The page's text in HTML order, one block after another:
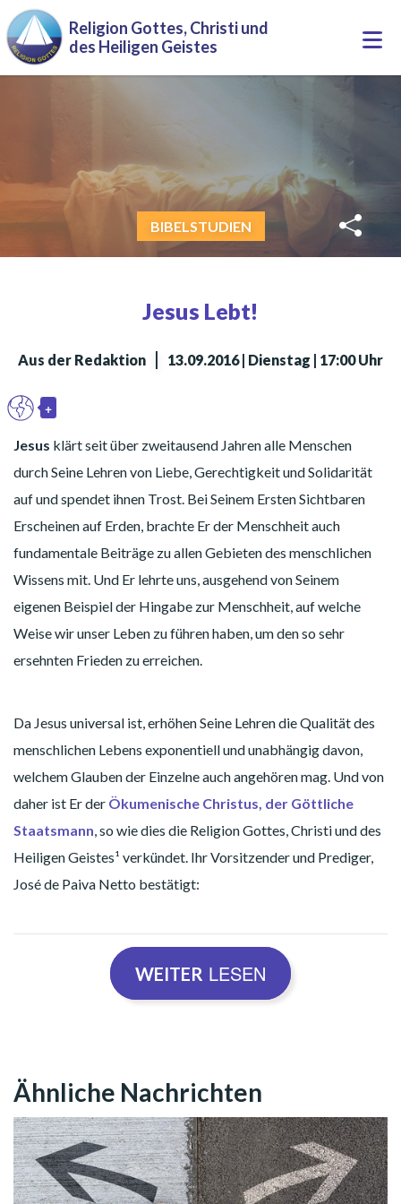
Direkt zum Inhalt
Religion Gottes, Christi und
des Heiligen Geistes
BIBELSTUDIEN
Jesus Lebt!
Aus der Redaktion | 13.09.2016 | Dienstag | 17:00 Uhr
+
Toggle Dropdown
Jesus klärt seit über zweitausend Jahren alle Menschen
durch Seine Lehren von Liebe, Gerechtigkeit und Solidarität
auf und spendet ihnen Trost. Bei Seinem Ersten Sichtbaren
Erscheinen auf Erden, brachte Er der Menschheit auch
fundamentale Beiträge zu allen Gebieten des menschlichen
Wissens mit. Und Er lehrte uns, ausgehend von Seinem
eigenen Beispiel der Hingabe zur Menschheit, auf welche
Weise wir unser Leben zu führen haben, um den so sehr
ersehnten Frieden zu erreichen.
Da Jesus universal ist, erhöhen Seine Lehren die Qualität des
menschlichen Lebens exponentiell und unabhängig davon,
welchem Glauben der Einzelne auch angehören mag. Und von
daher ist Er der Ökumenische Christus, der Göttliche
Staatsmann, so wie dies die Religion Gottes, Christi und des
Heiligen Geistes¹ verkündet. Ihr Vorsitzender und Prediger,
José de Paiva Netto bestätigt:
„Jesus stellt, vor allem, eine generöse und
von daher bereit sind, mit offenem Herzen und
Hirn und ohne vorgefertigte Meinungen studiert
und gelebt zu werden.“
WEITER LESEN
Ähnliche Nachrichten